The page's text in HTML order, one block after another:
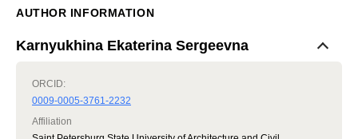
AUTHOR INFORMATION
Karnyukhina Ekaterina Sergeevna
ORCID:
0009-0005-3761-2232
Affiliation